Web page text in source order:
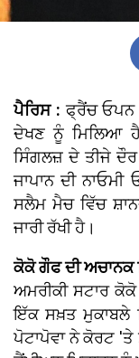
ਪੈਰਿਸ : ਫ੍ਰੈਂਚ ਓਪਨ
ਦੇਖਣ ਨੂੰ ਮਿਲਿਆ
ਸਿੰਗਲਜ਼ ਦੇ ਤੀਜੇ
ਜਾਪਾਨ ਦੀ
ਸਲੈਮ ਮੈਚ ਵਿੱਚ
ਜਾਰੀ ਰੱਖੀ ਹੈ।
ਕੋਕੋ ਗੌਫ ਦੀ ਅਚਾਨਕ
ਅਮਰੀਕੀ ਸਟਾਰ
ਇੱਕ ਸਖ਼ਤ ਮੁਕਾਬਲੇ
ਪੋਟਾਪੋਵਾ ਨੇ ਕੋਰਟ